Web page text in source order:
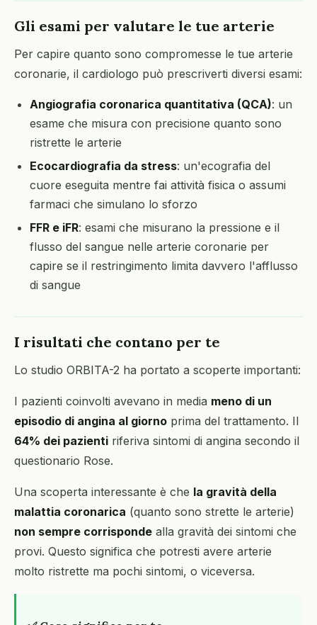
Gli esami per valutare le tue arterie
Per capire quanto sono compromesse le tue arterie
coronarie, il cardiologo può prescriverti diversi esami:
Angiografia coronarica quantitativa (QCA): un
esame che misura con precisione quanto sono
ristrette le arterie
Ecocardiografia da stress: un'ecografia del
cuore eseguita mentre fai attività fisica o assumi
farmaci che simulano lo sforzo
FFR e iFR: esami che misurano la pressione e il
flusso del sangue nelle arterie coronarie per
capire se il restringimento limita davvero l'afflusso
di sangue
I risultati che contano per te
Lo studio ORBITA-2 ha portato a scoperte importanti:
I pazienti coinvolti avevano in media meno di un
episodio di angina al giorno prima del trattamento. Il
64% dei pazienti riferiva sintomi di angina secondo il
questionario Rose.
Una scoperta interessante è che la gravità della
malattia coronarica (quanto sono strette le arterie)
non sempre corrisponde alla gravità dei sintomi che
provi. Questo significa che potresti avere arterie
molto ristrette ma pochi sintomi, o viceversa.